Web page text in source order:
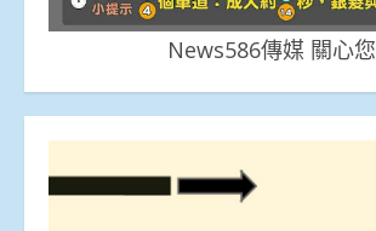
News586傳媒 關心您